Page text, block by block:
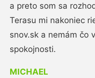
a preto som sa
Terasu mi nakoniec
snov.sk a nemám čo
spokojnosti.
MICHAEL